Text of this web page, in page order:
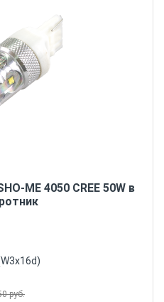
ME 4050 CREE 50W в
руб.